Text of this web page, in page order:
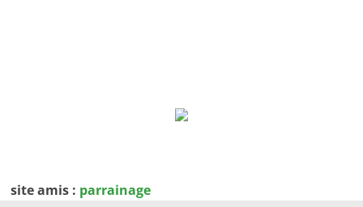
site amis : parrainage